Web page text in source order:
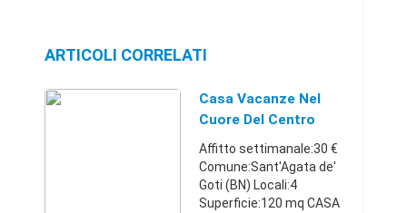
ARTICOLI CORRELATI
Casa Vacanze Nel
Cuore Del Centro
Storico 1
Affitto settimanale:30 €
Comune:Sant'Agata de'
Goti (BN) Locali:4
Superficie:120 mq CASA